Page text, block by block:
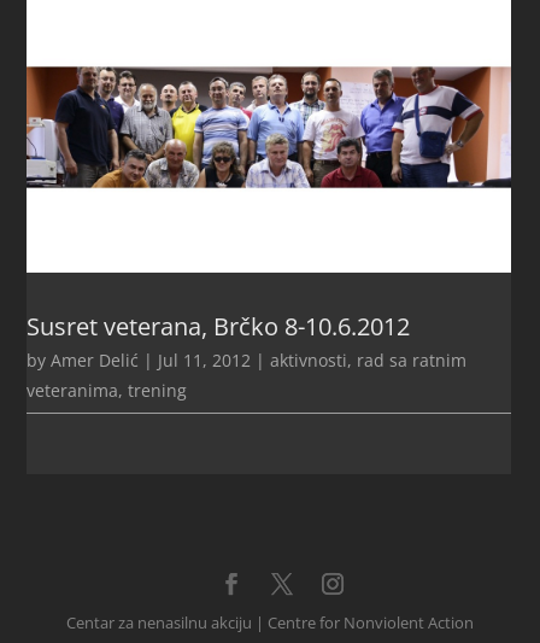
Susret veterana, Brčko 8-10.6.2012
byAmer Delić | Jul 11, 2012 |aktivnosti, rad sa ratnim
veteranima,trening
Centar za nenasilnu akciju | Centre for Nonviolent Action